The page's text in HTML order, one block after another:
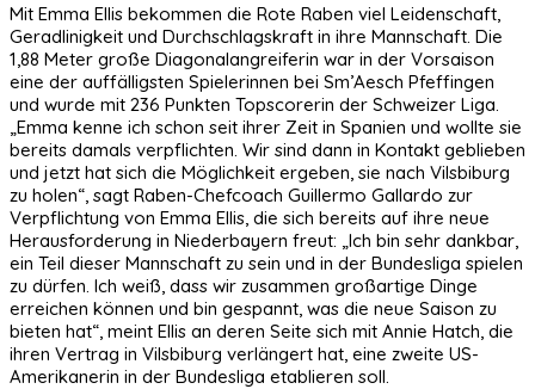
Mit Emma Ellis bekommen die Rote Raben viel Leidenschaft,
Geradlinigkeit und Durchschlagskraft in ihre Mannschaft. Die
1,88 Meter große Diagonalangreiferin war in der Vorsaison
eine der auffälligsten Spielerinnen bei Sm’Aesch Pfeffingen
und wurde mit 236 Punkten Topscorerin der Schweizer Liga.
„Emma kenne ich schon seit ihrer Zeit in Spanien und wollte sie
bereits damals verpflichten. Wir sind dann in Kontakt geblieben
und jetzt hat sich die Möglichkeit ergeben, sie nach Vilsbiburg
zu holen“, sagt Raben-Chefcoach Guillermo Gallardo zur
Verpflichtung von Emma Ellis, die sich bereits auf ihre neue
Herausforderung in Niederbayern freut: „Ich bin sehr dankbar,
ein Teil dieser Mannschaft zu sein und in der Bundesliga spielen
zu dürfen. Ich weiß, dass wir zusammen großartige Dinge
erreichen können und bin gespannt, was die neue Saison zu
bieten hat“, meint Ellis an deren Seite sich mit Annie Hatch, die
ihren Vertrag in Vilsbiburg verlängert hat, eine zweite US-
Amerikanerin in der Bundesliga etablieren soll.